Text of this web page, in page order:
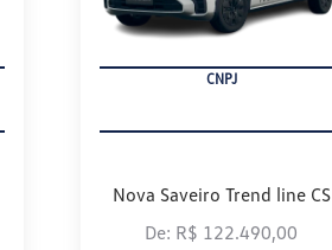
PRODUTOR RURAL
Nova Saveiro Trend line CS
De: R$ 122.490,00